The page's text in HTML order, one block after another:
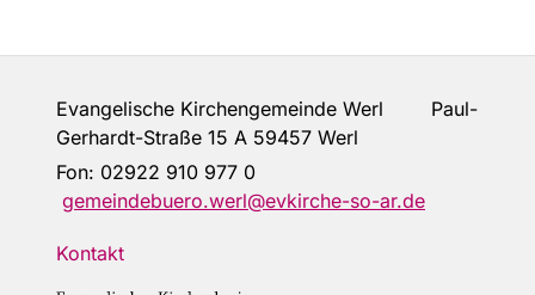
Evangelische Kirchengemeinde Werl Paul-
Gerhardt-Straße 15 A 59457 Werl
Fon: 02922 910 977 0
gemeindebuero.werl@evkirche-so-ar.de
Kontakt